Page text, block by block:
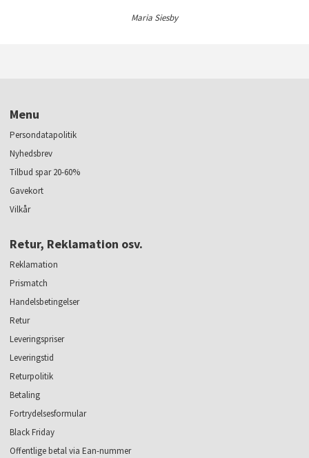
Maria Siesby
Menu
Persondatapolitik
Nyhedsbrev
Tilbud spar 20-60%
Gavekort
Vilkår
Retur, Reklamation osv.
Reklamation
Prismatch
Handelsbetingelser
Retur
Leveringspriser
Leveringstid
Returpolitik
Betaling
Fortrydelsesformular
Black Friday
Offentlige betal via Ean-nummer